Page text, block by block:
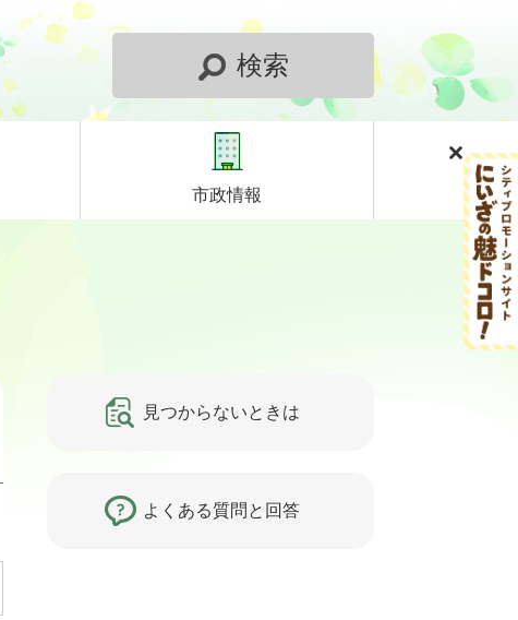
検索
市政情報
見つからないときは
よくある質問と回答